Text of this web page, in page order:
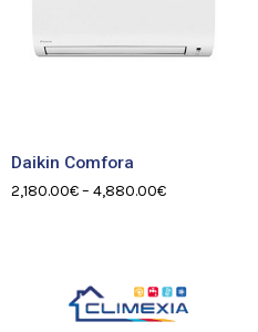
Daikin Comfora
2,180.00€– 4,880.00€